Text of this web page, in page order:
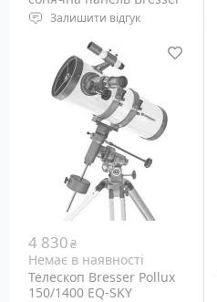
Mobile Solar Charger 21
Watt (3810030)
Залишити відгук
Потужність: 21 Ватт
Тип осередків:
монокристал
Вага: 1 кг
4 830₴
Немає в наявності
Телескоп Bresser Pollux
150/1400 EQ-SKY